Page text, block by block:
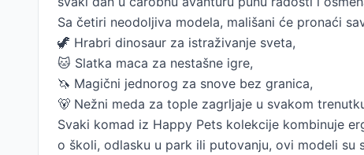
Sa četiri neodoljiva modela, mališani će pronaći
🦖 Hrabri dinosaur za istraživanje sveta,
🐱 Slatka maca za nestašne igre,
🦄 Magični jednorog za snove bez granica,
🐻 Nežni meda za tople zagrljaje u svakom
Svaki komad iz Happy Pets kolekcije kombinuje
o školi, odlasku u park ili putovanju, ovi modeli su